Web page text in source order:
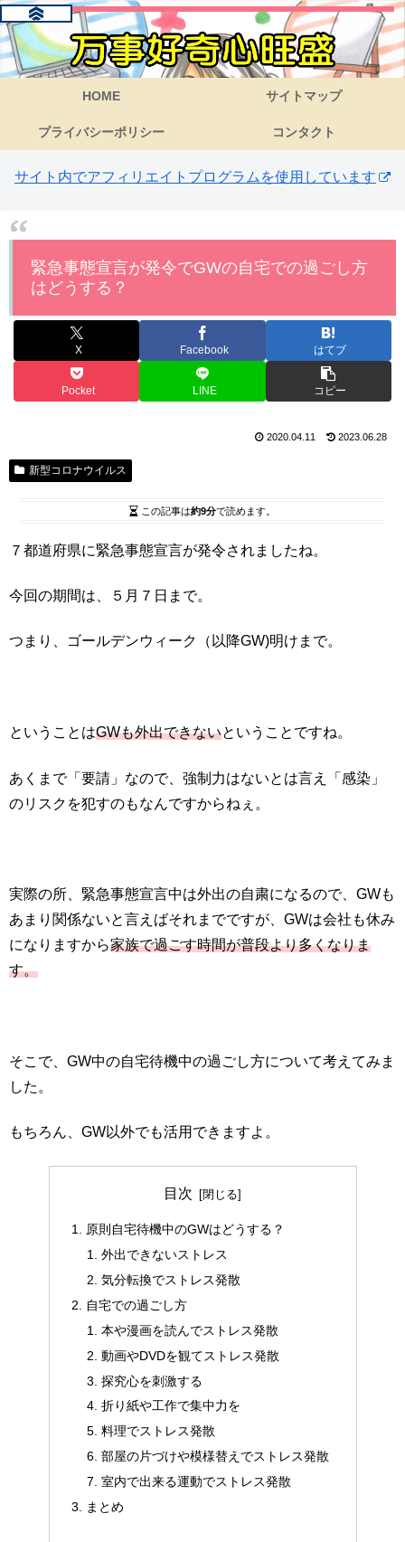
HOME サイトマップ
プライバシーポリシー コンタクト
サイト内でアフィリエイトプログラムを使用しています
緊急事態宣言が発令でGWの自宅での過ごし方
はどうする？
X Facebook はてブ
Pocket LINE コピー
2020.04.11 2023.06.28
新型コロナウイルス
この記事は約9分で読めます。
７都道府県に緊急事態宣言が発令されましたね。
今回の期間は、５月７日まで。
つまり、ゴールデンウィーク（以降GW)明けまで。
ということはGWも外出できないということですね。
あくまで「要請」なので、強制力はないとは言え「感染」
のリスクを犯すのもなんですからねぇ。
実際の所、緊急事態宣言中は外出の自粛になるので、GWも
あまり関係ないと言えばそれまでですが、GWは会社も休み
になりますから家族で過ごす時間が普段より多くなりま
す。
そこで、GW中の自宅待機中の過ごし方について考えてみま
した。
もちろん、GW以外でも活用できますよ。
目次
原則自宅待機中のGWはどうする？
外出できないストレス
気分転換でストレス発散
自宅での過ごし方
本や漫画を読んでストレス発散
動画やDVDを観てストレス発散
探究心を刺激する
折り紙や工作で集中力を
料理でストレス発散
部屋の片づけや模様替えでストレス発散
室内で出来る運動でストレス発散
まとめ